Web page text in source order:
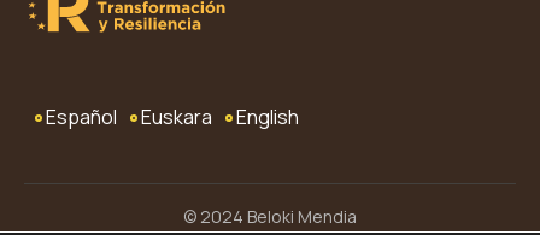
Español Euskara English
© 2024 Beloki Mendia